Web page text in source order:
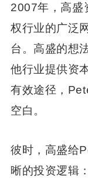
2007年，高盛
权行业的广泛
台。高盛的想
他行业提供资
有效途径，
空白。
彼时，高盛给
晰的投资逻辑